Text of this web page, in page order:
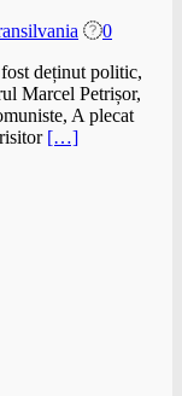
0
deținut politic,
Marcel Petrișor,
A plecat
[…]